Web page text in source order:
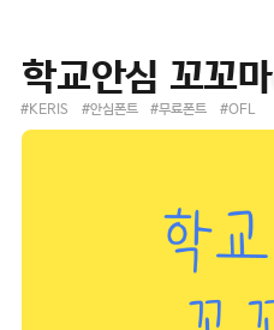
학교안심 꼬꼬마
#KERIS #안심폰트 #무료폰트 #OFL